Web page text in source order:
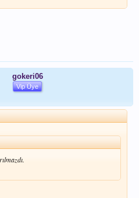
gokeri06
Vip Üye